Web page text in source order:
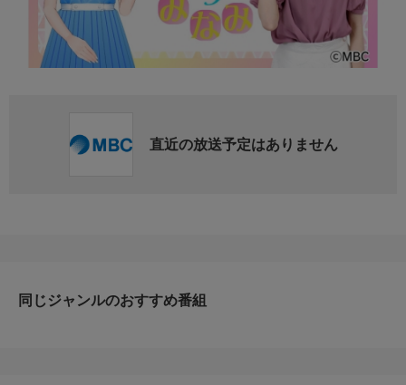
直近の放送予定はありません
同じジャンルのおすすめ番組